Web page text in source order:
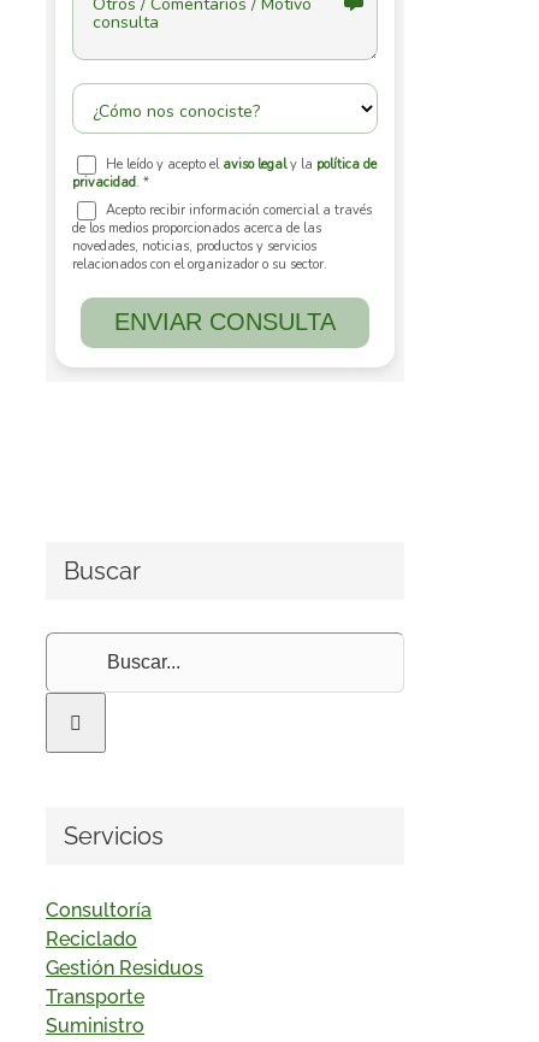
Buscar
Buscar:
Servicios
Consultoría
Reciclado
Gestión Residuos
Transporte
Suministro